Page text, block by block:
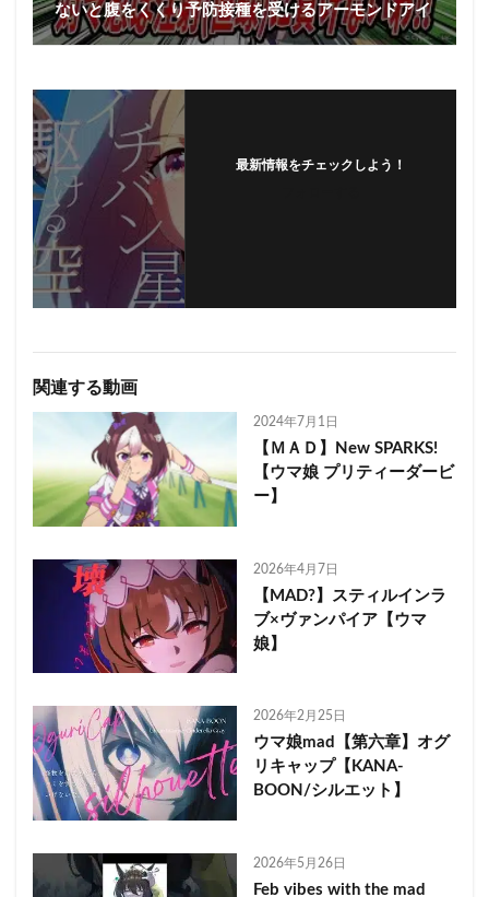
ないと腹をくくり予防接種を受けるアーモンドアイ
最新情報をチェックしよう！
関連する動画
2024年7月1日
【ＭＡＤ】New SPARKS!
【ウマ娘 プリティーダービ
ー】
2026年4月7日
【MAD?】スティルインラ
ブ×ヴァンパイア【ウマ
娘】
2026年2月25日
ウマ娘mad【第六章】オグ
リキャップ【KANA-
BOON/シルエット】
2026年5月26日
Feb vibes with the mad